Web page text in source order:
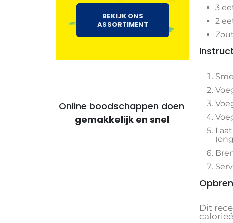
3
2
Dit
BEKIJK ONS
ASSORTIMENT
Online boodschappen doen
voor voordelige maaltijden